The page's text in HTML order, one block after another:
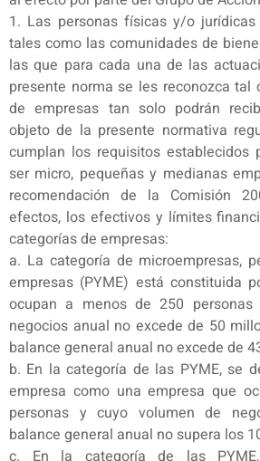
1. Las personas físicas y/o
tales como las comunidades de
las que para cada una de las
presente norma se les reconozca tal
de empresas tan solo podrán
objeto de la presente normativa
cumplan los requisitos establecidos
ser micro, pequeñas y medianas
recomendación de la Comisión
efectos, los efectivos y límites
categorías de empresas:
a. La categoría de microempresas,
empresas (PYME) está constituida
ocupan a menos de 250
negocios anual no excede de 50
balance general anual no excede de
b. En la categoría de las PYME, se
empresa como una empresa que
personas y cuyo volumen de
balance general anual no supera los
c. En la categoría de las